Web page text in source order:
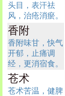
头目，表汗祛
风，治疮消瘀。
香附
香附味甘，快气
开郁，止痛调
经，更消宿食。
苍术
苍术苦温，健脾